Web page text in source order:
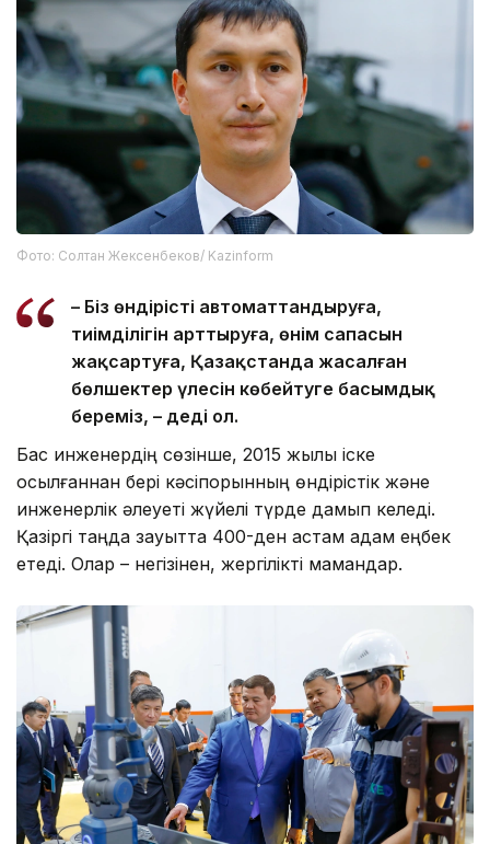
Фото: Солтан Жексенбеков/ Kazinform
– Біз өндірісті автоматтандыруға,
тиімділігін арттыруға, өнім сапасын
жақсартуға, Қазақстанда жасалған
бөлшектер үлесін көбейтуге басымдық
береміз, – деді ол.
Бас инженердің сөзінше, 2015 жылы іске
қосылғаннан бері кәсіпорынның өндірістік және
инженерлік әлеуеті жүйелі түрде дамып келеді.
Қазіргі таңда зауытта 400-ден астам адам еңбек
етеді. Олар – негізінен, жергілікті мамандар.